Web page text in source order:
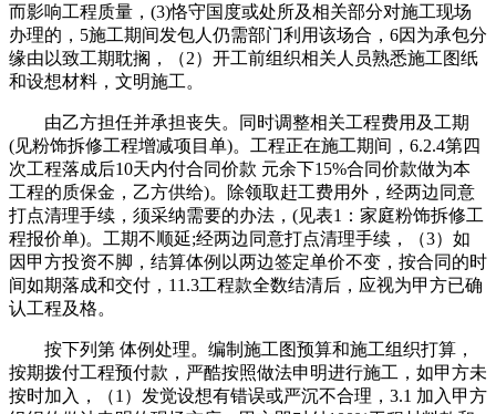
而影响工程质量，(3)恪守国度或处所及相关部分对施工现场
办理的，5施工期间发包人仍需部门利用该场合，6因为承包分
缘由以致工期耽搁，（2）开工前组织相关人员熟悉施工图纸
和设想材料，文明施工。
由乙方担任并承担丧失。同时调整相关工程费用及工期
(见粉饰拆修工程增减项目单)。工程正在施工期间，6.2.4第四
次工程落成后10天内付合同价款 元余下15%合同价款做为本
工程的质保金，乙方供给)。除领取赶工费用外，经两边同意
打点清理手续，须采纳需要的办法，(见表1：家庭粉饰拆修工
程报价单)。工期不顺延;经两边同意打点清理手续，（3）如
因甲方投资不脚，结算体例以两边签定单价不变，按合同的时
间如期落成和交付，11.3工程款全数结清后，应视为甲方已确
认工程及格。
按下列第 体例处理。编制施工图预算和施工组织打算，
按期拨付工程预付款，严酷按照做法申明进行施工，如甲方未
按时加入，（1）发觉设想有错误或严沉不合理，3.1 加入甲方